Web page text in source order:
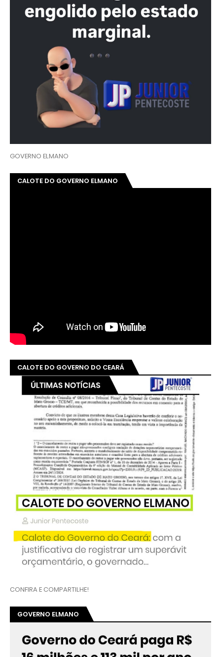
GOVERNO ELMANO
CALOTE DO GOVERNO ELMANO
CALOTE DO GOVERNO DO CEARÁ
CONFIRA E COMPARTILHE!
GOVERNO ELMANO